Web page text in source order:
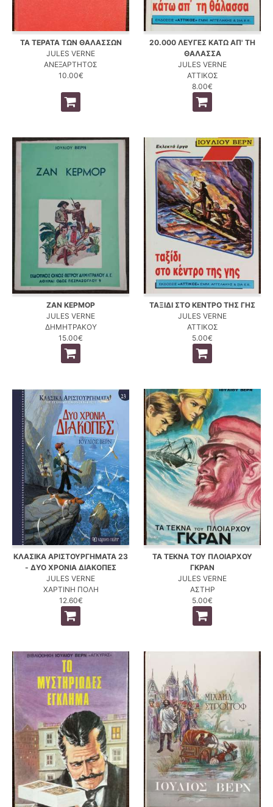
ΤΑ ΤΕΡΑΤΑ ΤΩΝ ΘΑΛΑΣΣΩΝ
JULES VERNE
ΑΝΕΞΑΡΤΗΤΟΣ
10.00€
20.000 ΛΕΥΓΕΣ ΚΑΤΩ ΑΠ' ΤΗ
ΘΑΛΑΣΣΑ
JULES VERNE
ΑΤΤΙΚΟΣ
8.00€
ΖΑΝ ΚΕΡΜΟΡ
JULES VERNE
ΔΗΜΗΤΡΑΚΟΥ
15.00€
ΤΑΞΙΔΙ ΣΤΟ ΚΕΝΤΡΟ ΤΗΣ ΓΗΣ
JULES VERNE
ΑΤΤΙΚΟΣ
5.00€
ΚΛΑΣΙΚΑ ΑΡΙΣΤΟΥΡΓΗΜΑΤΑ 23
- ΔΥΟ ΧΡΟΝΙΑ ΔΙΑΚΟΠΕΣ
JULES VERNE
ΧΑΡΤΙΝΗ ΠΟΛΗ
12.60€
ΤΑ ΤΕΚΝΑ ΤΟΥ ΠΛΟΙΑΡΧΟΥ
ΓΚΡΑΝ
JULES VERNE
ΑΣΤΗΡ
5.00€